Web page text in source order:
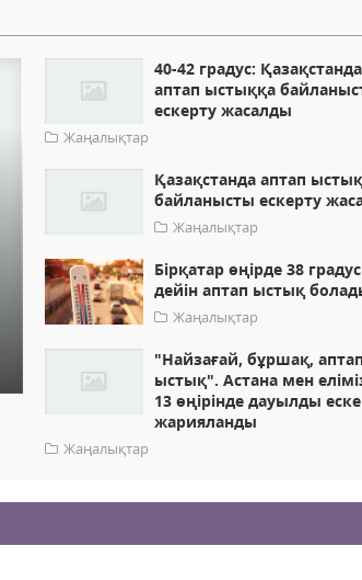
40-42 градус: Қазақстанда
аптап ыстыққа
ескерту жасалды
Жаңалықтар
Қазақстанда аптап
байланысты ескерту
Жаңалықтар
Бірқатар өңірде 38
дейін аптап ыстық
Жаңалықтар
"Найзағай, бұршақ, аптап
ыстық". Астана мен
13 өңірінде дауылды
жарияланды
Жаңалықтар